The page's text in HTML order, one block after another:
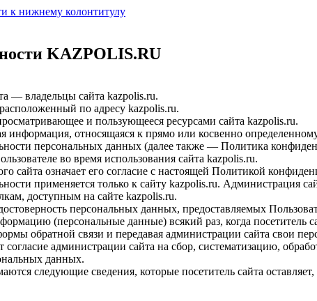
к нижнему колонтитулу
KAZPOLIS.RU
— владельцы сайта kazpolis.ru.
по адресу kazpolis.ru.
и пользующееся ресурсами сайта kazpolis.ru.
относящаяся к прямо или косвенно
персональных данных (далее также — Политика
во время использования сайта kazpolis.ru.
сайта означает его согласие с настоящей Политикой
применяется только к сайту kazpolis.ru. Администрация
доступным на сайте kazpolis.ru.
персональных данных, предоставляемых
(персональные данные) всякий раз, когда посетитель
обратной связи и передавая администрации сайта свои
администрации сайта на сбор, систематизацию,
данных.
следующие сведения, которые посетитель сайта